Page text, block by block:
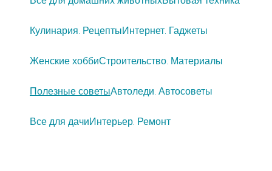
Кулинария. РецептыИнтернет. Гаджеты
Женские хоббиСтроительство. Материалы
Полезные советыАвтоледи. Автосоветы
Все для дачиИнтерьер. Ремонт